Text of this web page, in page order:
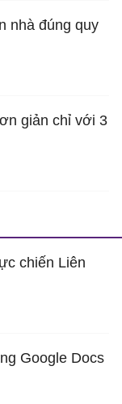
nhà đúng quy
giản chỉ với 3
chiến Liên
Google Docs